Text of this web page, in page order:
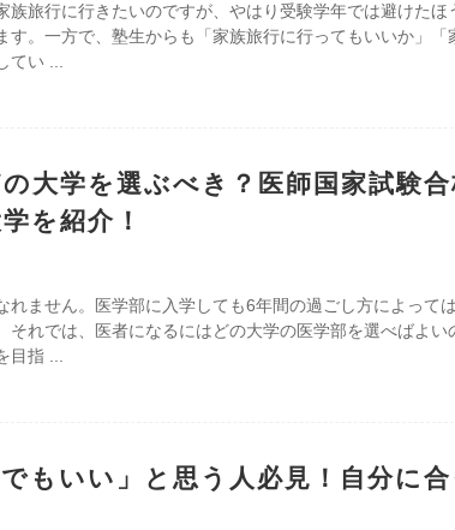
族旅行に行きたいのですが、やはり受験学年では避けたほ
す。一方で、塾生からも「家族旅行に行ってもいいか」「
てい
大学を選ぶべき？医師国家試験
を紹介！
れません。医学部に入学しても6年間の過ごし方によって
れでは、医者になるにはどの大学の医学部を選べばよい
目指
でもいい」と思う人必見！自分に